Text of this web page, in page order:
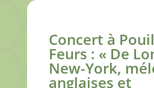
Concert à
Feurs : « De
New-York,
anglaises et